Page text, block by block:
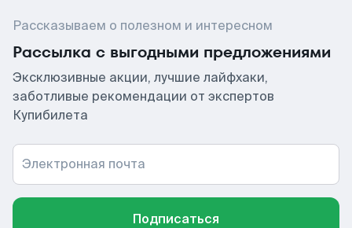
Рассказываем о полезном и интересном
Рассылка с выгодными предложениями
Эксклюзивные акции, лучшие лайфхаки,
заботливые рекомендации от экспертов
Купибилета
Электронная почта
Подписаться